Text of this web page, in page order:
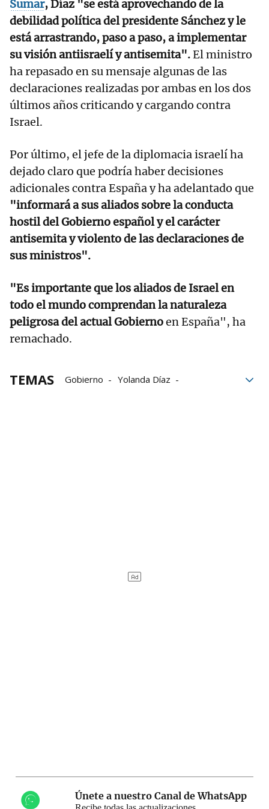
Sumar, Díaz "se está aprovechando de la
debilidad política del presidente Sánchez y le
está arrastrando, paso a paso, a implementar
su visión antiisraelí y antisemita".El ministro
ha repasado en su mensaje algunas de las
declaraciones realizadas por ambas en los dos
últimos años criticando y cargando contra
Israel.
Por último, el jefe de la diplomacia israelí ha
dejado claro que podría haber decisiones
adicionales contra España y ha adelantado que
"informará a sus aliados sobre la conducta
hostil del Gobierno español y el carácter
antisemita y violento de las declaraciones de
sus ministros".
"Es importante que los aliados de Israel en
todo el mundo comprendan la naturaleza
peligrosa del actual Gobiernoen España", ha
remachado.
TEMAS Gobierno
Yolanda Díaz
Únete a nuestro Canal de WhatsApp